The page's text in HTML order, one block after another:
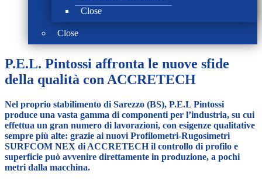
Close
Close
P.E.L. Pintossi affronta le nuove sfide
della qualità con ACCRETECH
Nel proprio stabilimento di Sarezzo (BS), P.E.L Pintossi
produce una vasta gamma di componenti per l’industria, su cui
effettua un gran numero di lavorazioni, con esigenze qualitative
sempre più alte: grazie ai nuovi Profilometri-Rugosimetri
SURFCOM NEX di ACCRETECH il controllo di profilo e
superficie può avvenire direttamente in produzione, a pochi
metri dalla macchina.